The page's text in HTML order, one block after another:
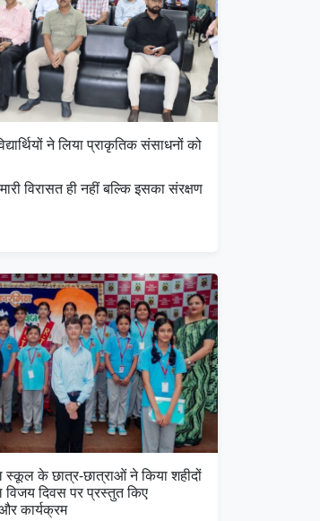
ने लिया प्राकृतिक संसाधनों को
विरासत ही नहीं बल्कि इसका संरक्षण
स्कूल के छात्र-छात्राओं ने किया शहीदों
विजय दिवस पर प्रस्तुत किए
कार्यक्रम